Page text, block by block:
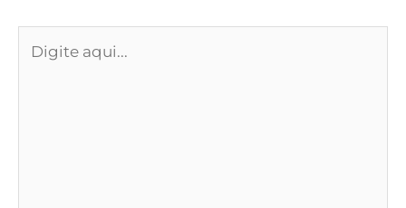
aqui...